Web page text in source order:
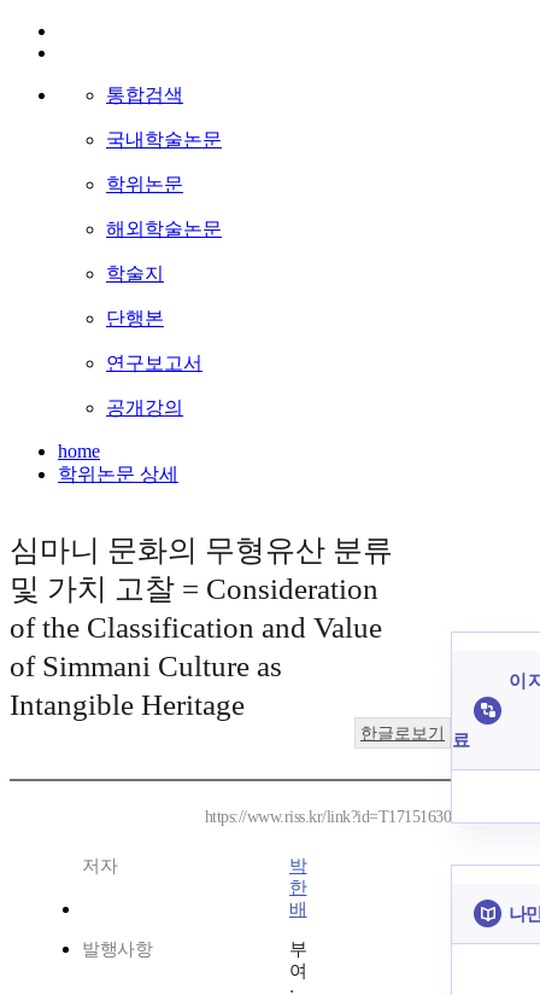
통합검색
국내학술논문
학위논문
해외학술논문
학술지
단행본
연구보고서
공개강의
home
학위논문 상세
심마니 문화의 무형유산 분류
및 가치 고찰 = Consideration
of the Classification and Value
of Simmani Culture as
Intangible Heritage
한글로보기
https://www.riss.kr/link?id=T17151630
저자
박
한
배
발행사항
부
여
이
료
나